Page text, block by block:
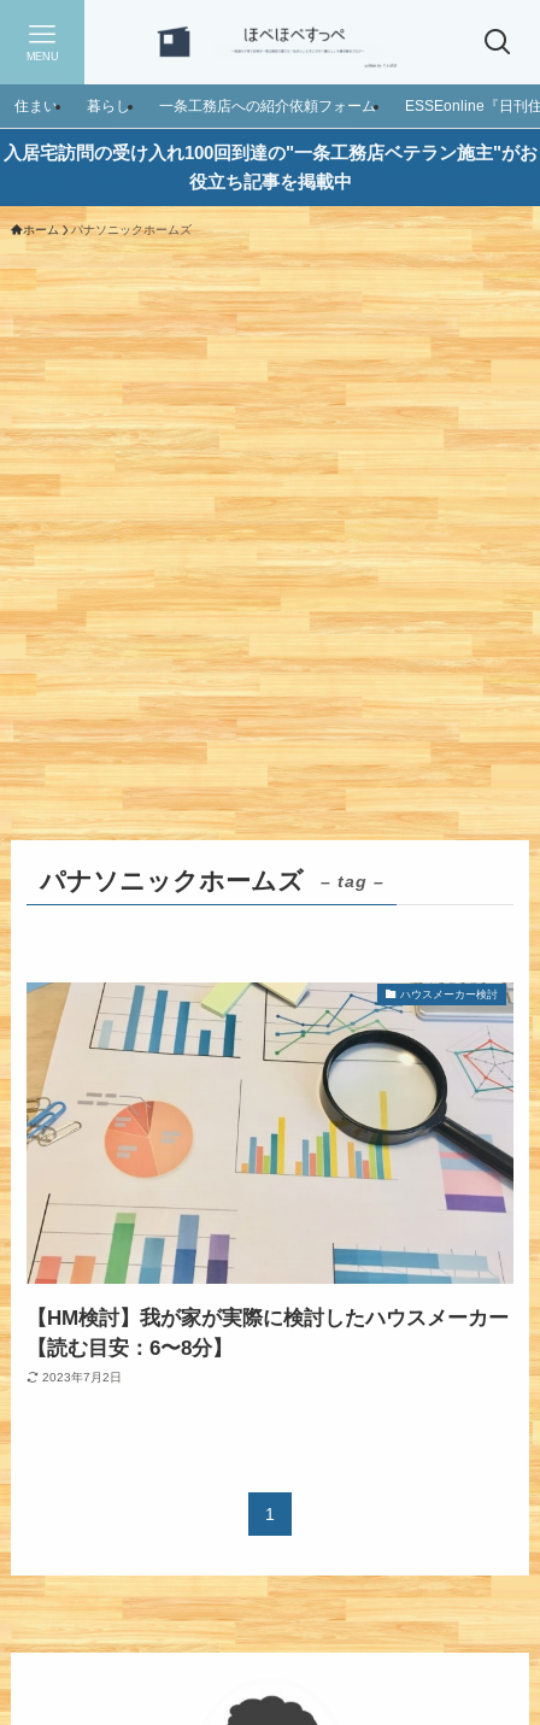
MENU
住まい 暮らし 一条工務店への紹介依頼フォーム ESSEonline『日刊
入居宅訪問の受け入れ100回到達の"一条工務店ベテラン施主"がお
役立ち記事を掲載中
ホーム パナソニックホームズ
パナソニックホームズ – tag –
ハウスメーカー検討
【HM検討】我が家が実際に検討したハウスメーカー
【読む目安：6〜8分】
2023年7月2日
1